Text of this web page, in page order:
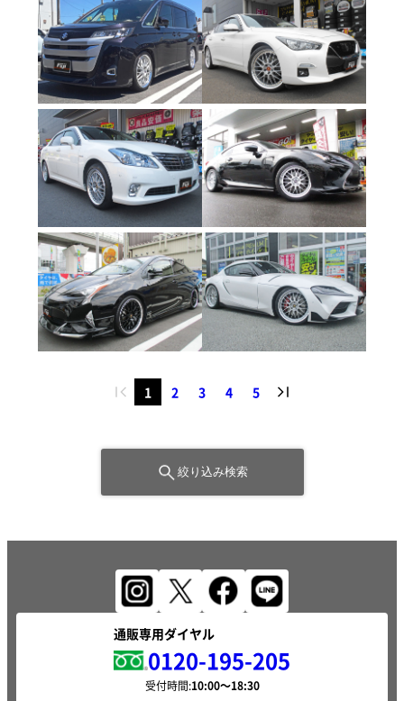
1 2 3 4 5
絞り込み検索
通販専用ダイヤル
0120-195-205
受付時間: